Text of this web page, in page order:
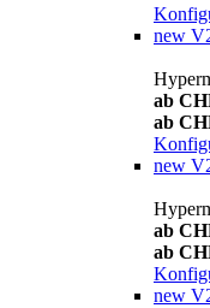
new
ab
ab
new
ab
ab
new